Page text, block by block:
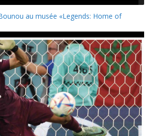
au musée «Legends: Home of